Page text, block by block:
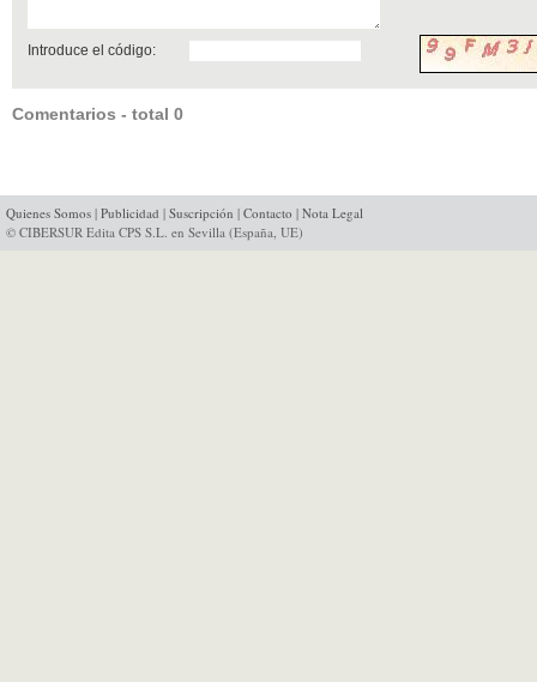
Introduce el código:
Comentarios - total 0
Quienes Somos | Publicidad | Suscripción | Contacto | Nota Legal
© CIBERSUR Edita CPS S.L. en Sevilla (España, UE)